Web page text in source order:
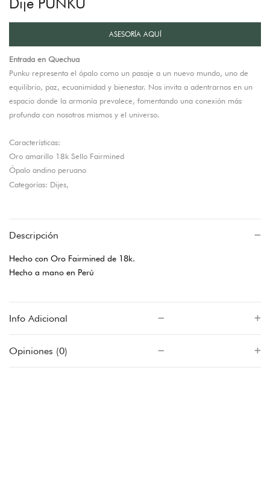
ASESORÍA AQUÍ
Entrada en Quechua
Punku representa el ópalo como un pasaje a un nuevo mundo, uno de
equilibrio, paz, ecuanimidad y bienestar. Nos invita a adentrarnos en un
espacio donde la armonía prevalece, fomentando una conexión más
profunda con nosotros mismos y el universo.
Características:
Oro amarillo 18k Sello Fairmined
Ópalo andino peruano
Categorías: Dijes,
Descripción
Hecho con Oro Fairmined de 18k.
Hecho a mano en Perú
Info Adicional
Opiniones (0)